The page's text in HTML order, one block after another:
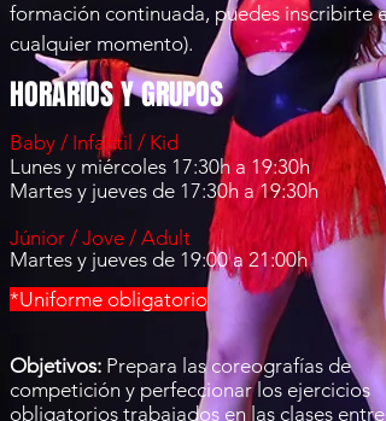
formación continuada, puedes inscribirte en
cualquier momento).​
HORARIOS Y GRUPOS
Baby / Infantil / Kid
Lunes y miércoles 17:30h a 19:30h
Martes y jueves de 17:30h a 19:30h
Júnior / Jove / Adult
Martes y jueves de 19:00 a 21:00h
*Uniforme obligatorio
Objetivos: Prepara las coreografías de
competición y perfeccionar los ejercicios
obligatorios trabajados en las clases entre